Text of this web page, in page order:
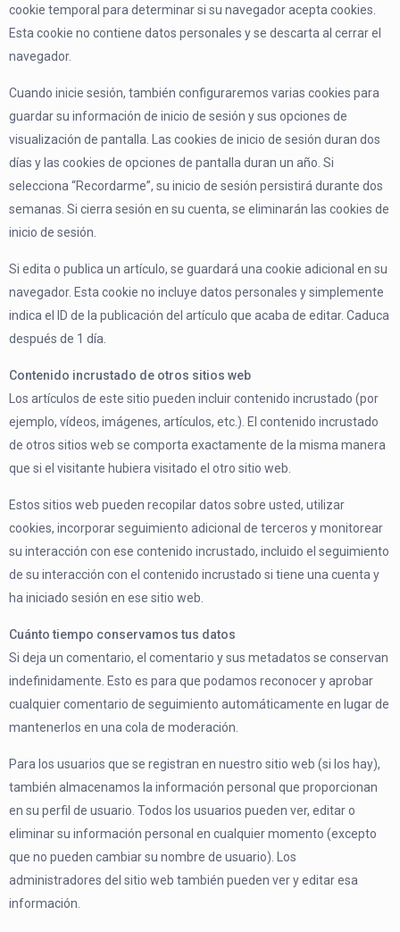
cookie temporal para determinar si su navegador acepta cookies.
Esta cookie no contiene datos personales y se descarta al cerrar el
navegador.
Cuando inicie sesión, también configuraremos varias cookies para
guardar su información de inicio de sesión y sus opciones de
visualización de pantalla. Las cookies de inicio de sesión duran dos
días y las cookies de opciones de pantalla duran un año. Si
selecciona “Recordarme”, su inicio de sesión persistirá durante dos
semanas. Si cierra sesión en su cuenta, se eliminarán las cookies de
inicio de sesión.
Si edita o publica un artículo, se guardará una cookie adicional en su
navegador. Esta cookie no incluye datos personales y simplemente
indica el ID de la publicación del artículo que acaba de editar. Caduca
después de 1 día.
Contenido incrustado de otros sitios web
Los artículos de este sitio pueden incluir contenido incrustado (por
ejemplo, vídeos, imágenes, artículos, etc.). El contenido incrustado
de otros sitios web se comporta exactamente de la misma manera
que si el visitante hubiera visitado el otro sitio web.
Estos sitios web pueden recopilar datos sobre usted, utilizar
cookies, incorporar seguimiento adicional de terceros y monitorear
su interacción con ese contenido incrustado, incluido el seguimiento
de su interacción con el contenido incrustado si tiene una cuenta y
ha iniciado sesión en ese sitio web.
Cuánto tiempo conservamos tus datos
Si deja un comentario, el comentario y sus metadatos se conservan
indefinidamente. Esto es para que podamos reconocer y aprobar
cualquier comentario de seguimiento automáticamente en lugar de
mantenerlos en una cola de moderación.
Para los usuarios que se registran en nuestro sitio web (si los hay),
también almacenamos la información personal que proporcionan
en su perfil de usuario. Todos los usuarios pueden ver, editar o
eliminar su información personal en cualquier momento (excepto
que no pueden cambiar su nombre de usuario). Los
administradores del sitio web también pueden ver y editar esa
información.